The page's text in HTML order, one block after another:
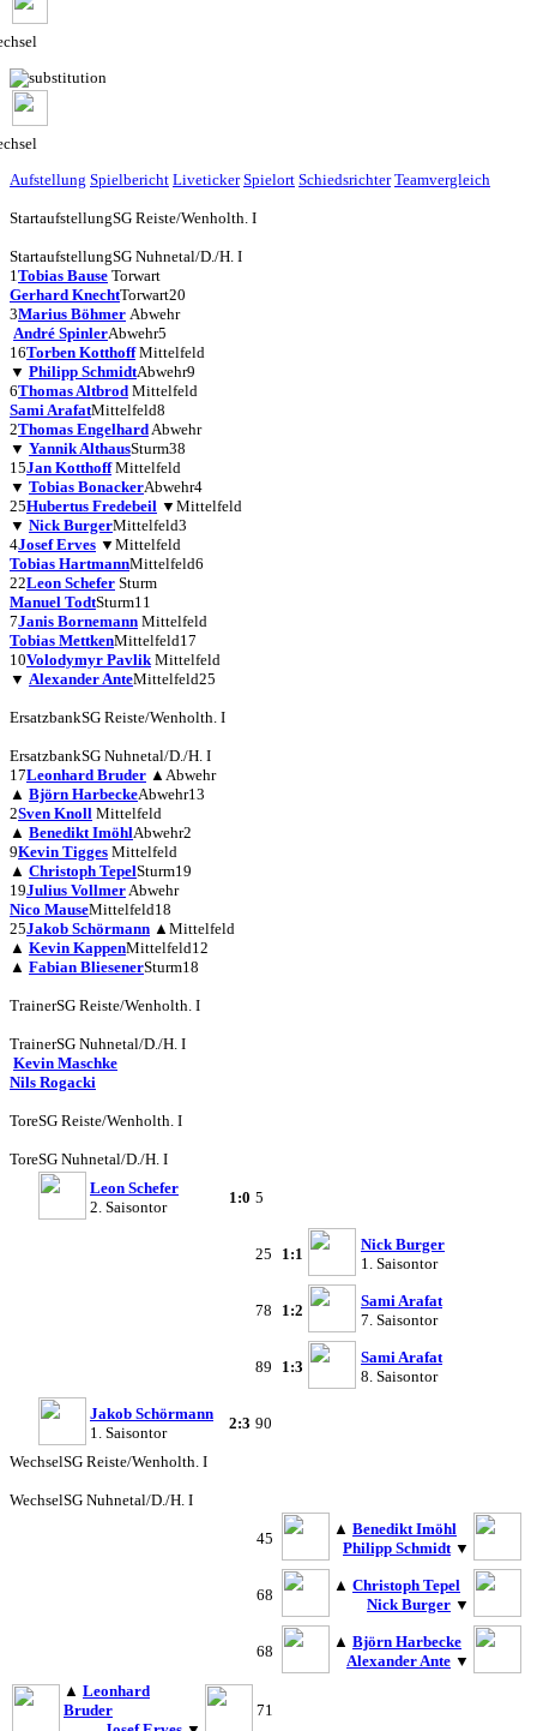
Aufstellung Spielbericht Liveticker Spielort Schiedsrichter Teamvergleich
StartaufstellungSG Reiste/Wenholth. I
StartaufstellungSG Nuhnetal/D./H. I
1Tobias Bause Torwart
Gerhard KnechtTorwart20
3Marius Böhmer Abwehr
André SpinlerAbwehr5
16Torben Kotthoff Mittelfeld
▼ Philipp SchmidtAbwehr9
6Thomas Altbrod Mittelfeld
Sami ArafatMittelfeld8
2Thomas EngelhardAbwehr
▼ Yannik AlthausSturm38
15Jan Kotthoff Mittelfeld
▼ Tobias BonackerAbwehr4
25Hubertus Fredebeil ▼ Mittelfeld
▼ Nick BurgerMittelfeld3
4Josef Erves ▼ Mittelfeld
Tobias HartmannMittelfeld6
22Leon Schefer Sturm
Manuel TodtSturm11
7Janis Bornemann Mittelfeld
Tobias MettkenMittelfeld17
10Volodymyr Pavlik Mittelfeld
▼ Alexander AnteMittelfeld25
ErsatzbankSG Reiste/Wenholth. I
ErsatzbankSG Nuhnetal/D./H. I
17Leonhard Bruder ▲ Abwehr
▲ Björn HarbeckeAbwehr13
2Sven Knoll Mittelfeld
▲ Benedikt ImöhlAbwehr2
9Kevin Tigges Mittelfeld
▲ Christoph TepelSturm19
19Julius VollmerAbwehr
Nico MauseMittelfeld18
25Jakob Schörmann ▲ Mittelfeld
▲ Kevin KappenMittelfeld12
▲ Fabian BliesenerSturm18
TrainerSG Reiste/Wenholth. I
TrainerSG Nuhnetal/D./H. I
Kevin Maschke
Nils Rogacki
ToreSG Reiste/Wenholth. I
ToreSG Nuhnetal/D./H. I
Leon Schefer
2. Saisontor
1:0 5
25 1:1
Nick Burger
1. Saisontor
78 1:2
Sami Arafat
7. Saisontor
89 1:3
Sami Arafat
8. Saisontor
Jakob Schörmann
1. Saisontor
2:3 90
WechselSG Reiste/Wenholth. I
WechselSG Nuhnetal/D./H. I
45
▲ Benedikt Imöhl
Philipp Schmidt ▼
68
▲ Christoph Tepel
Nick Burger ▼
68
▲ Björn Harbecke
Alexander Ante ▼
▲ Leonhard
Bruder
71